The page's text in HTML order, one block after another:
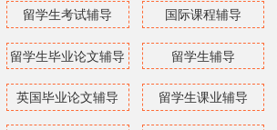
留学生考试辅导 国际课程辅导
留学生毕业论文辅导 留学生辅导
英国毕业论文辅导 留学生课业辅导